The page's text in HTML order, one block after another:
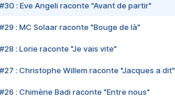
#30 : Eve Angeli raconte "Avant de partir"
#29 : MC Solaar raconte "Bouge de là"
#28 : Lorie raconte "Je vais vite"
#27 : Christophe Willem raconte "Jacques a dit"
#26 : Chimène Badi raconte "Entre nous"